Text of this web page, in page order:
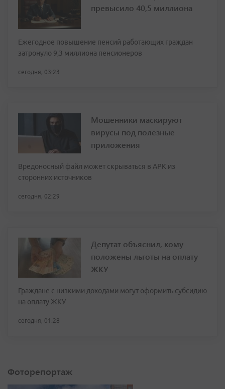
превысило 40,5 миллиона
Ежегодное повышение пенсий работающих граждан
затронуло 9,3 миллиона пенсионеров
сегодня, 03:23
Мошенники маскируют
вирусы под полезные
приложения
Вредоносный файл может скрываться в APK из
сторонних источников
сегодня, 02:29
Депутат объяснил, кому
положены льготы на оплату
ЖКУ
Граждане с низкими доходами могут оформить субсидию
на оплату ЖКУ
сегодня, 01:28
Фоторепортаж